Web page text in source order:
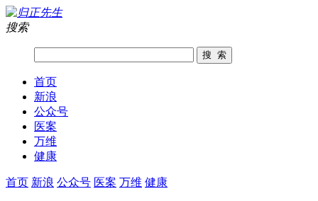
搜索
首页
新浪
公众号
医案
万维
健康
首页 新浪 公众号 医案 万维 健康